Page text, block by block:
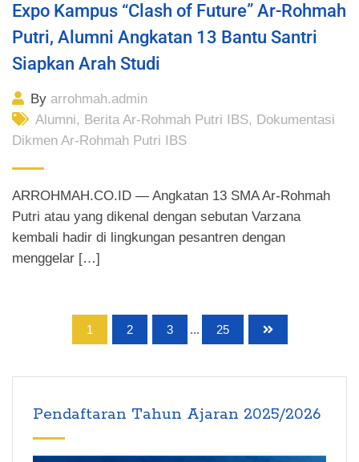
Expo Kampus “Clash of Future” Ar-Rohmah
Putri, Alumni Angkatan 13 Bantu Santri
Siapkan Arah Studi
By arrohmah.admin
Alumni, Berita Ar-Rohmah Putri IBS, Dokumentasi
Dikmen Ar-Rohmah Putri IBS
ARROHMAH.CO.ID — Angkatan 13 SMA Ar-Rohmah
Putri atau yang dikenal dengan sebutan Varzana
kembali hadir di lingkungan pesantren dengan
menggelar […]
1 2 3 ... 25
Pendaftaran Tahun Ajaran 2025/2026